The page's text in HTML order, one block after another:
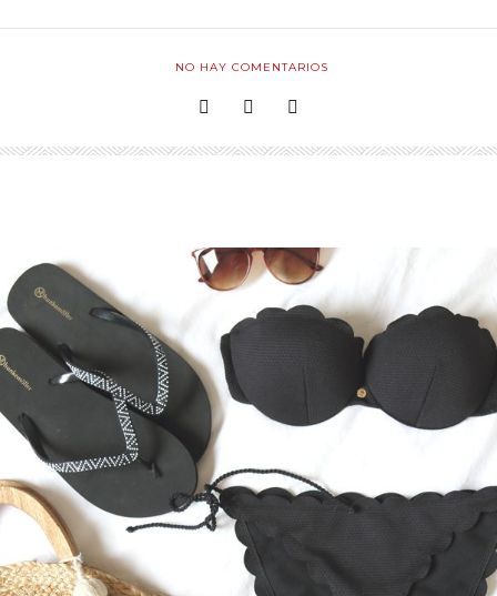
NO HAY COMENTARIOS